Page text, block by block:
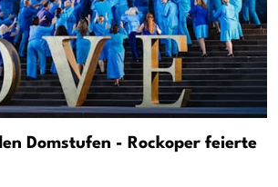
Domstufen - Rockoper feierte